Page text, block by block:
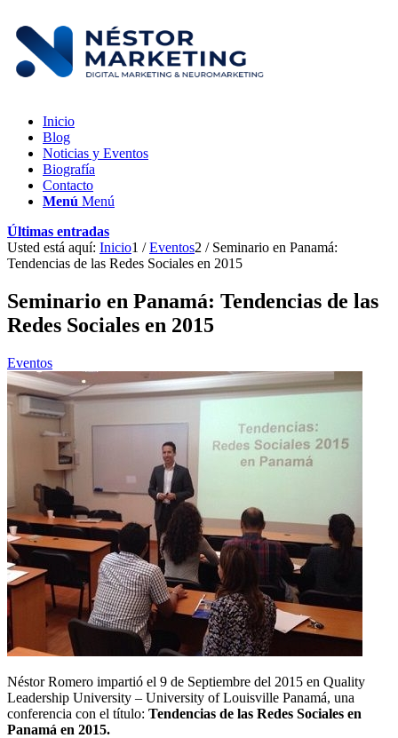
Inicio
Blog
Noticias y Eventos
Biografía
Contacto
Menú Menú
Últimas entradas
Usted está aquí: Inicio1 / Eventos2 / Seminario en Panamá:
Tendencias de las Redes Sociales en 2015
Seminario en Panamá: Tendencias de las
Redes Sociales en 2015
Eventos
Néstor Romero impartió el 9 de Septiembre del 2015 en Quality
Leadership University – University of Louisville Panamá, una
conferencia con el título: Tendencias de las Redes Sociales en
Panamá en 2015.